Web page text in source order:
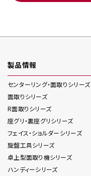
製品情報
センターリング・面取りシリーズ
面取りシリーズ
R面取りシリーズ
座グリ・裏座グリシリーズ
フェイス・ショルダーシリーズ
旋盤工具シリーズ
卓上型面取り機シリーズ
ハンディーシリーズ